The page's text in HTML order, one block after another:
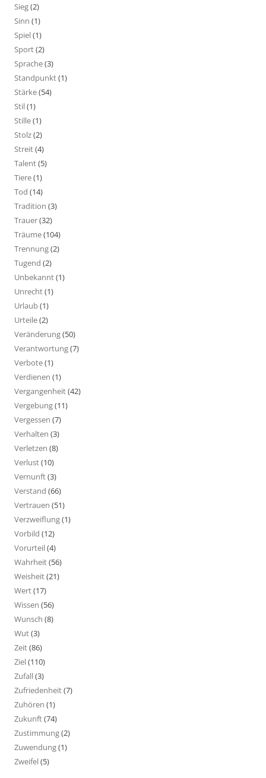
Sieg(2)
Sinn (1)
Spiel(1)
Sport(2)
Sprache(3)
Standpunkt(1)
Stärke(54)
Stil(1)
Stille(1)
Stolz(2)
Streit(4)
Talent(5)
Tiere(1)
Tod (14)
Tradition (3)
Trauer(32)
Träume(104)
Trennung(2)
Tugend (2)
Unbekannt(1)
Unrecht(1)
Urlaub(1)
Urteile(2)
Veränderung(50)
Verantwortung(7)
Verbote(1)
Verdienen (1)
Vergangenheit(42)
Vergebung(11)
Vergessen (7)
Verhalten (3)
Verletzen (8)
Verlust(10)
Vernunft(3)
Verstand (66)
Vertrauen (51)
Verzweiflung(1)
Vorbild (12)
Vorurteil(4)
Wahrheit(56)
Weisheit(21)
Wert(17)
Wissen (56)
Wunsch (8)
Wut(3)
Zeit(86)
Ziel(110)
Zufall(3)
Zufriedenheit(7)
Zuhören (1)
Zukunft(74)
Zustimmung(2)
Zuwendung(1)
Zweifel(5)